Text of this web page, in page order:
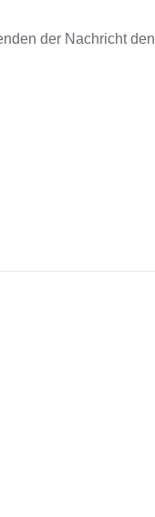
der Nachricht